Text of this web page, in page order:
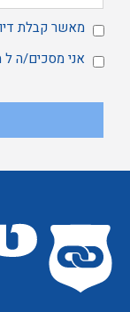
מאשר קבלת
אני מסכים/ה ל